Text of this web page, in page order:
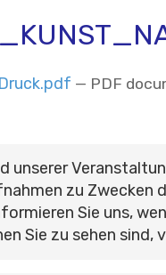
— PDF
unserer
zu Zwecken
Sie uns,
Sie zu sehen sind,